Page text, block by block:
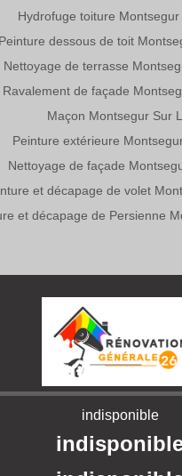
Hydrofuge toiture
Peinture dessous de toit
Nettoyage de terrasse
Ravalement de façade
Maçon Montsegur Sur
Peinture extérieure
Nettoyage de façade
et décapage de volet
et décapage de Persienne
indisponible